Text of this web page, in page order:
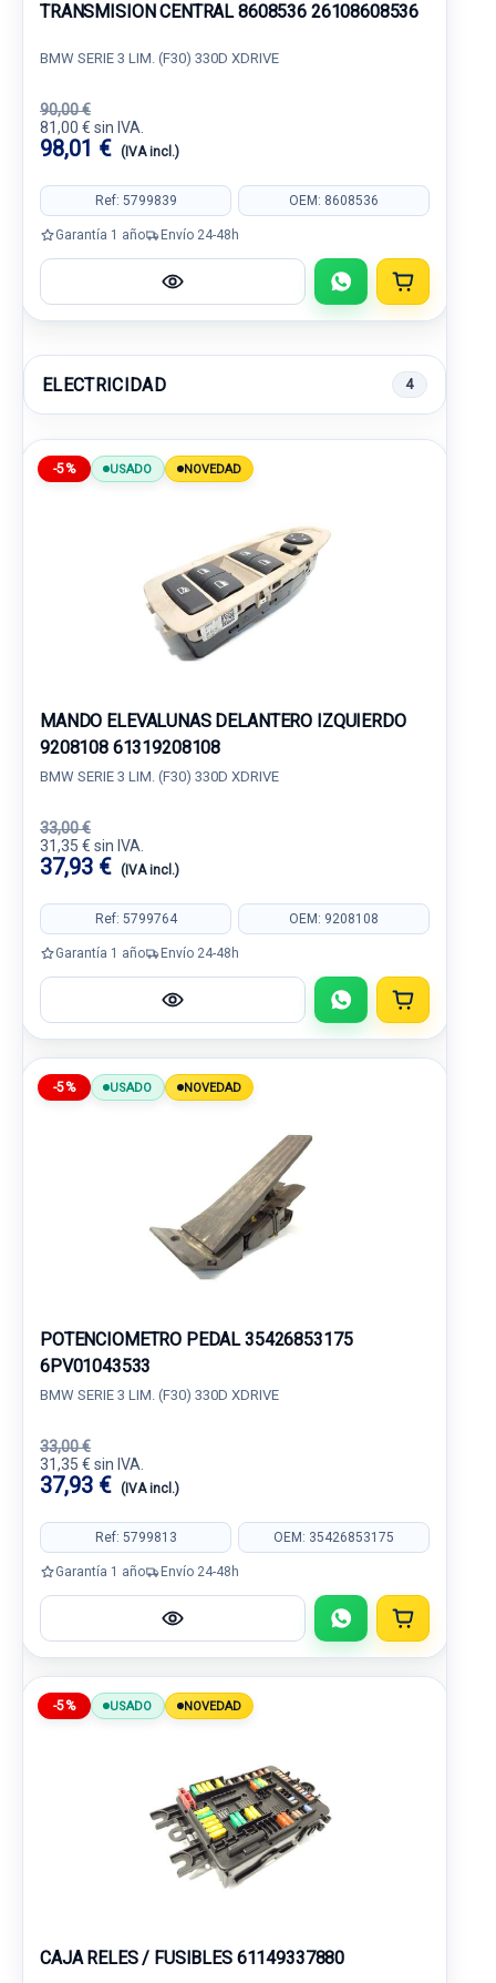
TRANSMISION CENTRAL 8608536 26108608536
BMW SERIE 3 LIM. (F30) 330D XDRIVE
90,00 €
81,00 € sin IVA.
98,01 € (IVA incl.)
Ref: 5799839 OEM: 8608536
Garantía 1 año Envío 24-48h
ELECTRICIDAD 4
-5% USADO NOVEDAD
MANDO ELEVALUNAS DELANTERO IZQUIERDO
9208108 61319208108
BMW SERIE 3 LIM. (F30) 330D XDRIVE
33,00 €
31,35 € sin IVA.
37,93 € (IVA incl.)
Ref: 5799764 OEM: 9208108
Garantía 1 año Envío 24-48h
-5% USADO NOVEDAD
POTENCIOMETRO PEDAL 35426853175
6PV01043533
BMW SERIE 3 LIM. (F30) 330D XDRIVE
33,00 €
31,35 € sin IVA.
37,93 € (IVA incl.)
Ref: 5799813 OEM: 35426853175
Garantía 1 año Envío 24-48h
-5% USADO NOVEDAD
CAJA RELES / FUSIBLES 61149337880